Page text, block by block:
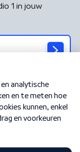
1 in jouw